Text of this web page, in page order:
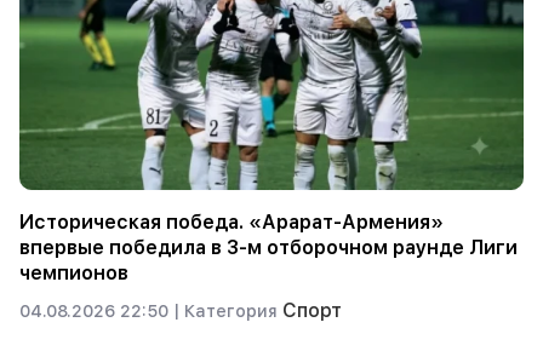
Историческая победа. «Арарат-Армения»
впервые победила в 3-м отборочном раунде Лиги
чемпионов
04.08.2026 22:50 | Категория Спорт